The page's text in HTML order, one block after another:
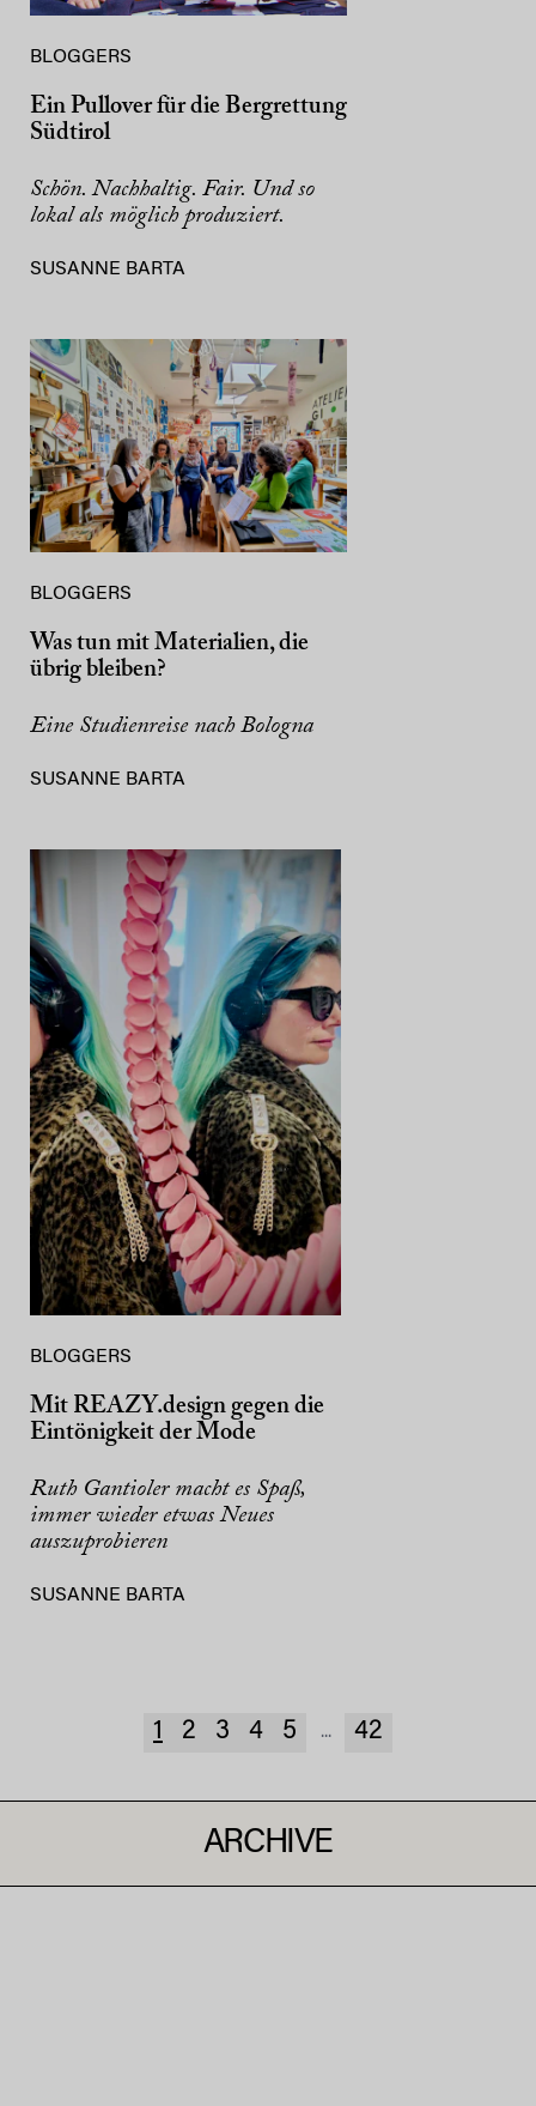
BLOGGERS
Ein Pullover für die Bergrettung
Südtirol
Schön. Nachhaltig. Fair. Und so
lokal als möglich produziert.
SUSANNE BARTA
BLOGGERS
Was tun mit Materialien, die
übrig bleiben?
Eine Studienreise nach Bologna
SUSANNE BARTA
BLOGGERS
Mit REAZY.design gegen die
Eintönigkeit der Mode
Ruth Gantioler macht es Spaß,
immer wieder etwas Neues
auszuprobieren
SUSANNE BARTA
1 2 3 4 5 ... 42
ARCHIVE